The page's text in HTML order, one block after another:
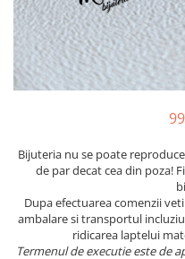
Bijuteria nu se poate
de par decat cea din poza!
Dupa efectuarea comenzii
ambalare si transportul
ridicarea laptelui
Termenul de executie este de